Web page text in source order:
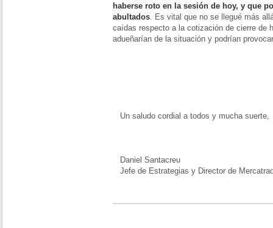
haberse roto en la sesión de hoy, y que
abultados . Es vital que no se llegué más
caídas respecto a la cotización de cierre de
adueñarían de la situación y podrían
Un saludo cordial a todos y mucha suerte,
Daniel Santacreu
Jefe de Estrategias y Director de